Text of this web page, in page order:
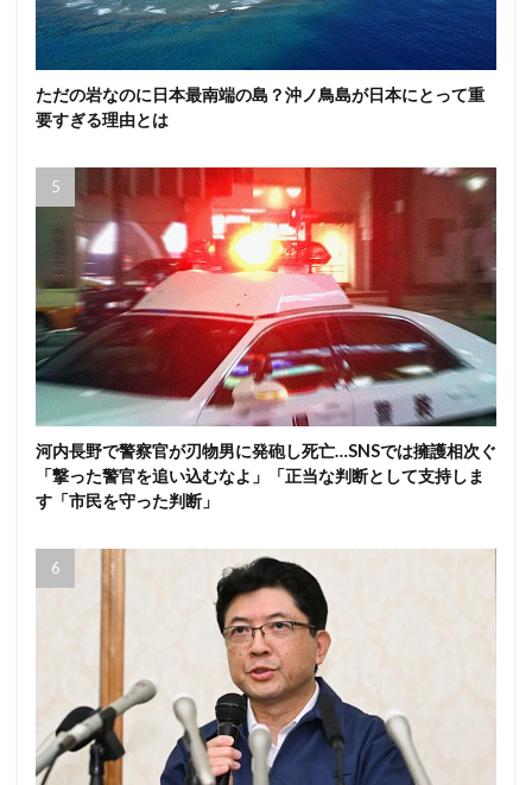
ただの岩なのに日本最南端の島？沖ノ鳥島が日本にとって重
要すぎる理由とは
河内長野で警察官が刃物男に発砲し死亡…SNSでは擁護相次ぐ
「撃った警官を追い込むなよ」「正当な判断として支持しま
す「市民を守った判断」